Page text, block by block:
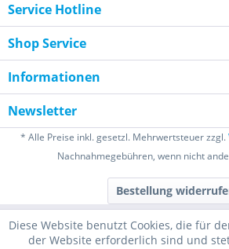
Service Hotline
Shop Service
Informationen
Newsletter
* Alle Preise inkl. gesetzl. Mehrwertsteuer zzgl.
Nachnahmegebühren, wenn nicht
Bestellung
Diese Website benutzt Cookies, die für
der Website erforderlich sind und